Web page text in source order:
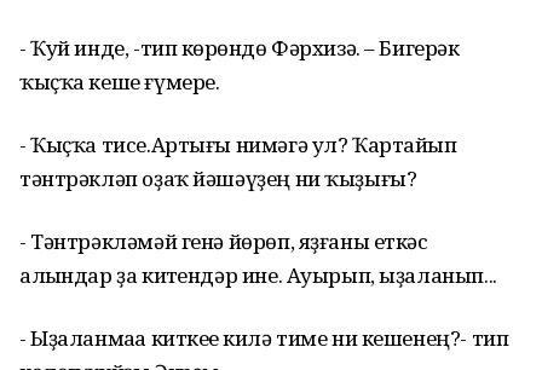
- Ҡуй инде, -тип көрһөндө Фәрхизә. – Бигерәк
ҡыҫҡа кеше ғүмере.
- Ҡыҫҡа тисе.Артығы нимәгә ул? Ҡартайып
тәнтрәкләп оҙаҡ йәшәүҙең ни ҡыҙығы?
- Тәнтрәкләмәй генә йөрөп, яҙғаны еткәс
алһындар ҙа китһендәр ине. Ауырып, ыҙаланып...
- Ыҙаланмаһа киткеһе килә тиме ни кешенең?- тип